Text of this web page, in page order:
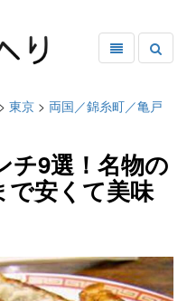
> 東京 > 両国／錦糸町／亀戸
チ9選！名物の
で安くて美味